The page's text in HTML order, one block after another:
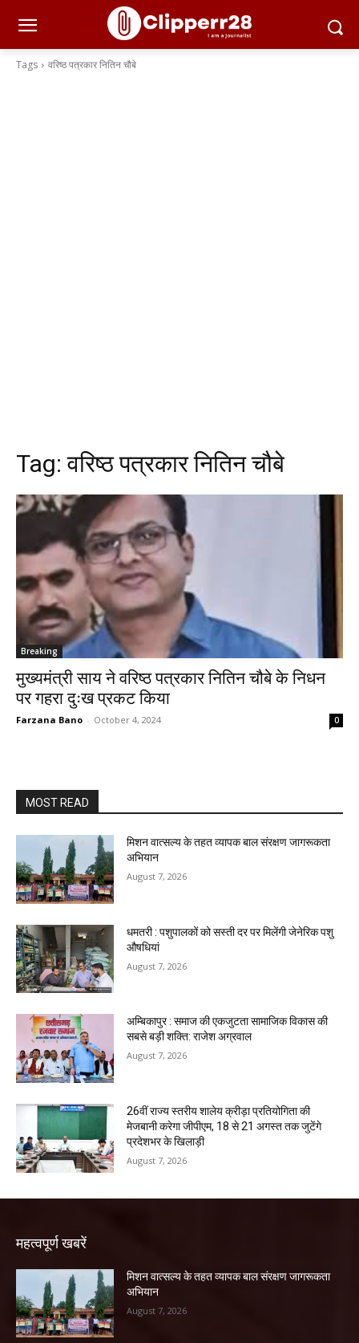
Tags वरिष्ठ पत्रकार नितिन चौबे
Tag:वरिष्ठ पत्रकार नितिन चौबे
Breaking
मुख्यमंत्री साय ने वरिष्ठ पत्रकार नितिन चौबे के निधन
पर गहरा दुःख प्रकट किया
Farzana Bano - October 4, 2024 0
MOST READ
मिशन वात्सल्य के तहत व्यापक बाल संरक्षण जागरूकता
अभियान
August 7, 2026
धमतरी : पशुपालकों को सस्ती दर पर मिलेंगी जेनेरिक पशु
औषधियां
August 7, 2026
अम्बिकापुर : समाज की एकजुटता सामाजिक विकास की
सबसे बड़ी शक्ति: राजेश अग्रवाल
August 7, 2026
26वीं राज्य स्तरीय शालेय क्रीड़ा प्रतियोगिता की
मेजबानी करेगा जीपीएम, 18 से 21 अगस्त तक जुटेंगे
प्रदेशभर के खिलाड़ी
August 7, 2026
महत्वपूर्ण खबरें
मिशन वात्सल्य के तहत व्यापक बाल संरक्षण जागरूकता
अभियान
August 7, 2026